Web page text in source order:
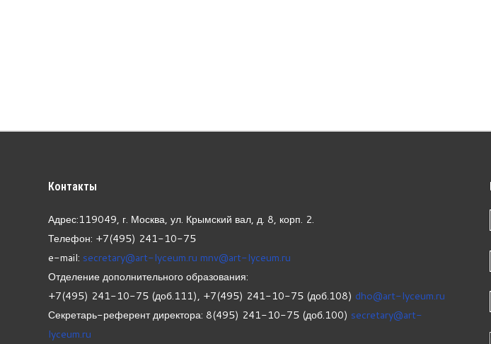
Контакты
Адрес:119049, г. Москва, ул. Крымский вал, д. 8, корп. 2.
Телефон: +7(495) 241-10-75
e-mail: secretary@art-lyceum.ru mnv@art-lyceum.ru
Отделение дополнительного образования:
+7(495) 241-10-75 (доб.111), +7(495) 241-10-75 (доб.108) dho@art-lyceum.ru
Секретарь-референт директора: 8(495) 241-10-75 (доб.100) secretary@art-
lyceum.ru